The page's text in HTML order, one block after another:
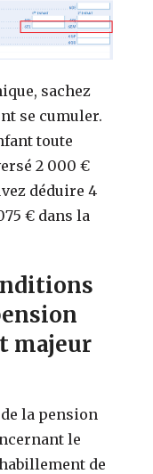
sachez
se cumuler.
toute
2 000 €
déduire 4
€ dans la
majeur
la pension
le
de